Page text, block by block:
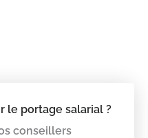
le portage salarial ?
conseillers